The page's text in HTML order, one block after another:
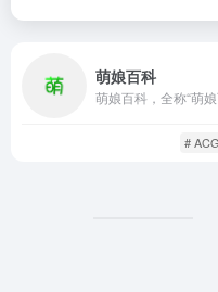
萌娘百科
# ACG